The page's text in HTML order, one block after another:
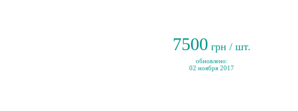
7500 грн / шт.
обновлено:
02 ноября 2017